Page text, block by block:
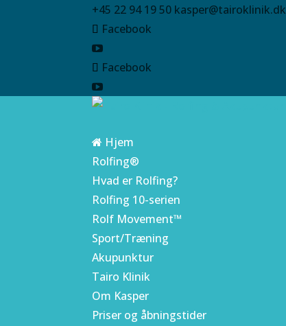
+45 22 94 19 50 kasper@tairoklinik.dk
Facebook
Facebook
Hjem
Rolfing®
Hvad er Rolfing?
Rolfing 10-serien
Rolf Movement™
Sport/Træning
Akupunktur
Tairo Klinik
Om Kasper
Priser og åbningstider